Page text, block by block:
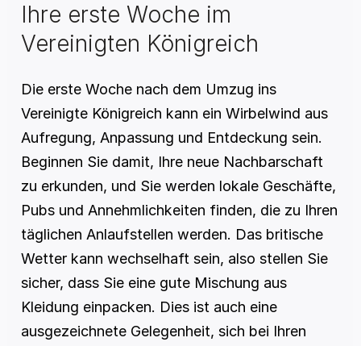
Ihre erste Woche im
Vereinigten Königreich
Die erste Woche nach dem Umzug ins
Vereinigte Königreich kann ein Wirbelwind aus
Aufregung, Anpassung und Entdeckung sein.
Beginnen Sie damit, Ihre neue Nachbarschaft
zu erkunden, und Sie werden lokale Geschäfte,
Pubs und Annehmlichkeiten finden, die zu Ihren
täglichen Anlaufstellen werden. Das britische
Wetter kann wechselhaft sein, also stellen Sie
sicher, dass Sie eine gute Mischung aus
Kleidung einpacken. Dies ist auch eine
ausgezeichnete Gelegenheit, sich bei Ihren